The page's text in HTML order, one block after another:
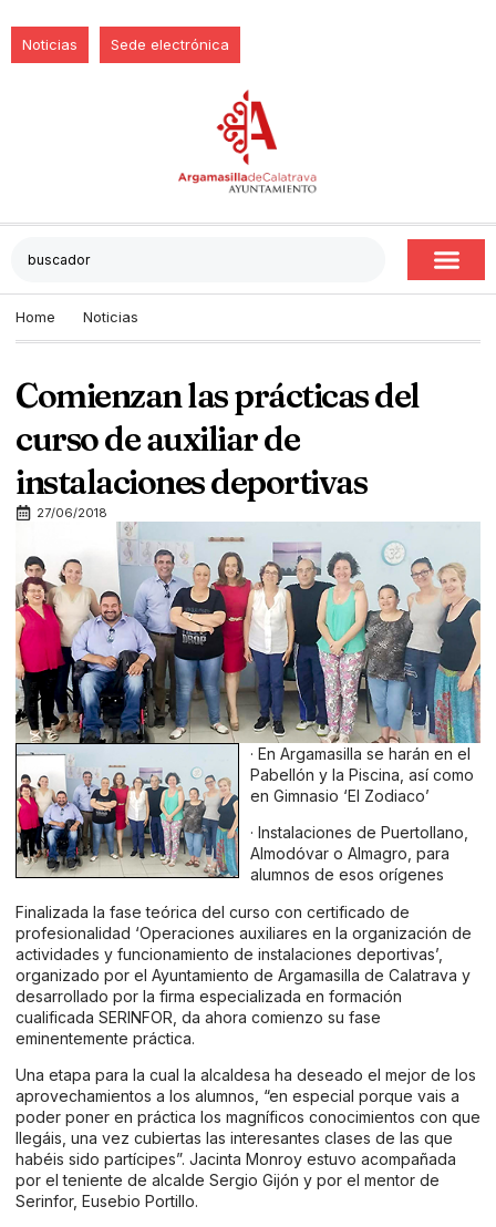
Noticias Sede electrónica
Home Noticias
Comienzan las prácticas del
curso de auxiliar de
instalaciones deportivas
27/06/2018
· En Argamasilla se harán en el
Pabellón y la Piscina, así como
en Gimnasio ‘El Zodiaco’
· Instalaciones de Puertollano,
Almodóvar o Almagro, para
alumnos de esos orígenes
Finalizada la fase teórica del curso con certificado de
profesionalidad ‘Operaciones auxiliares en la organización de
actividades y funcionamiento de instalaciones deportivas’,
organizado por el Ayuntamiento de Argamasilla de Calatrava y
desarrollado por la firma especializada en formación
cualificada SERINFOR, da ahora comienzo su fase
eminentemente práctica.
Una etapa para la cual la alcaldesa ha deseado el mejor de los
aprovechamientos a los alumnos, “en especial porque vais a
poder poner en práctica los magníficos conocimientos con que
llegáis, una vez cubiertas las interesantes clases de las que
habéis sido partícipes”. Jacinta Monroy estuvo acompañada
por el teniente de alcalde Sergio Gijón y por el mentor de
Serinfor, Eusebio Portillo.